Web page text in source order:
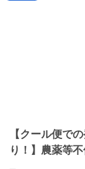
【クール便で
り！】農薬等